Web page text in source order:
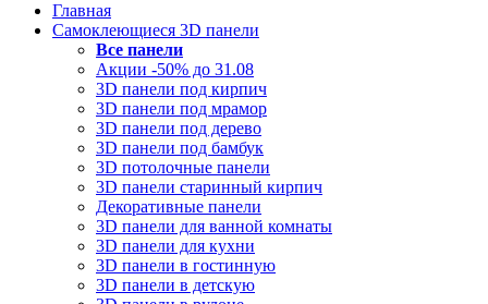
Главная
Самоклеющиеся 3D панели
Все панели
Акции -50% до 31.08
3D панели под кирпич
3D панели под мрамор
3D панели под дерево
3D панели под бамбук
3D потолочные панели
3D панели старинный кирпич
Декоративные панели
3D панели для ванной комнаты
3D панели для кухни
3D панели в гостинную
3D панели в детскую